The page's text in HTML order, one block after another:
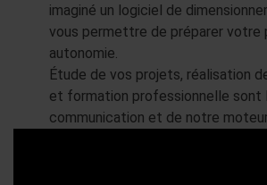
imaginé un logiciel de
vous permettre de préparer votre
autonomie.
Étude de vos projets, réalisation
et formation professionnelle sont
communication et de notre moteur